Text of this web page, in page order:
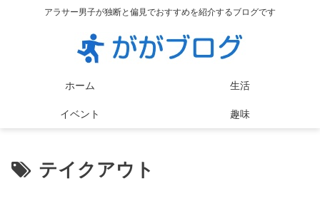
アラサー男子が独断と偏見でおすすめを紹介するブログです
ホーム 生活
イベント 趣味
テイクアウト